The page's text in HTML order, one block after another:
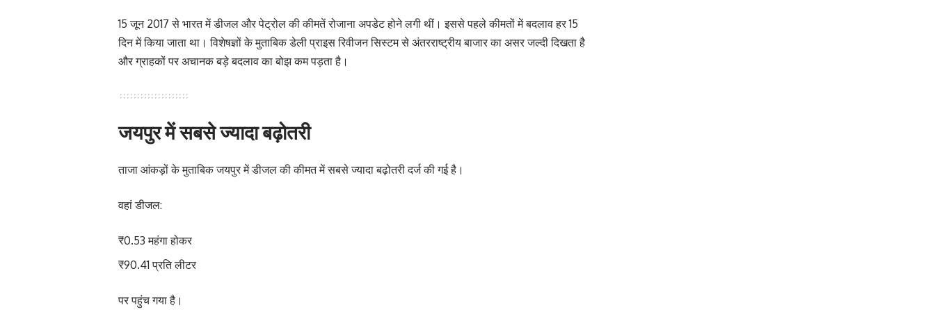
15 जून 2017 से भारत में डीजल और पेट्रोल की कीमतें रोजाना अपडेट होने लगी थीं। इससे पहले कीमतों में बदलाव हर 15
दिन में किया जाता था। विशेषज्ञों के मुताबिक डेली प्राइस रिवीजन सिस्टम से अंतरराष्ट्रीय बाजार का असर जल्दी दिखता है
और ग्राहकों पर अचानक बड़े बदलाव का बोझ कम पड़ता है।
जयपुर में सबसे ज्यादा बढ़ोतरी
ताजा आंकड़ों के मुताबिक जयपुर में डीजल की कीमत में सबसे ज्यादा बढ़ोतरी दर्ज की गई है।
वहां डीजल:
₹0.53 महंगा होकर
₹90.41 प्रति लीटर
पर पहुंच गया है।